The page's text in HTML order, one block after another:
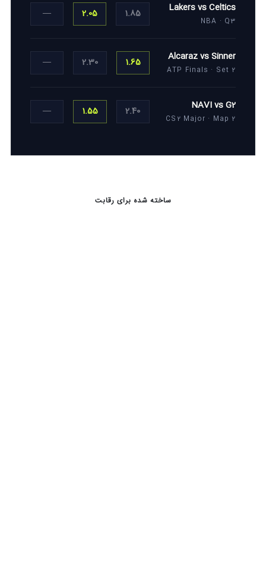
Lakers vs Celtics
NBA · Q3
1.85
2.05
—
Alcaraz vs Sinner
ATP Finals · Set 2
1.65
2.30
—
NAVI vs G2
CS2 Major · Map 2
2.40
1.55
—
ساخته شده برای رقابت